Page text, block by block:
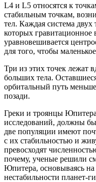
L4 и L5 относятся к
стабильным точкам,
тел. Каждая система двух
которых гравитационное
уравновешивается
для того, чтобы
Три из этих точек лежат
больших тела.
орбитальный путь
позади.
Греки и троянцы
исследований, должны
две популяции имеют
с их стабильностью и
превосходят
почему, ученые решили
Юпитера, основываясь
нестабильности планет-